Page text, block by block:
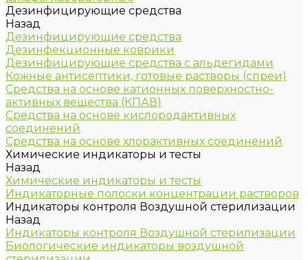
Дезинфицирующие средства
Назад
Дезинфицирующие средства
Дезинфекционные коврики
Дезинфицирующие средства с альдегидами
Кожные антисептики, готовые растворы (спреи)
Средства на основе катионных поверхностно-
активных вещества (КПАВ)
Средства на основе кислородактивных
соединений
Средства на основе хлорактивных соединений
Химические индикаторы и тесты
Назад
Химические индикаторы и тесты
Индикаторные полоски концентрации растворов
Индикаторы контроля Воздушной стерилизации
Назад
Индикаторы контроля Воздушной стерилизации
Биологические индикаторы воздушной